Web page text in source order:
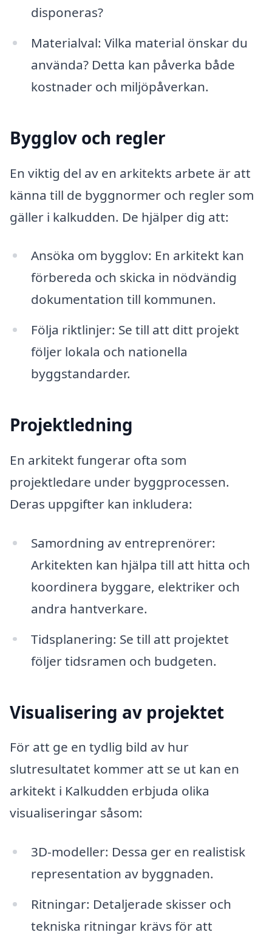
disponeras?
Materialval: Vilka material önskar du
använda? Detta kan påverka både
kostnader och miljöpåverkan.
Bygglov och regler
En viktig del av en arkitekts arbete är att
känna till de byggnormer och regler som
gäller i kalkudden. De hjälper dig att:
Ansöka om bygglov: En arkitekt kan
förbereda och skicka in nödvändig
dokumentation till kommunen.
Följa riktlinjer: Se till att ditt projekt
följer lokala och nationella
byggstandarder.
Projektledning
En arkitekt fungerar ofta som
projektledare under byggprocessen.
Deras uppgifter kan inkludera:
Samordning av entreprenörer:
Arkitekten kan hjälpa till att hitta och
koordinera byggare, elektriker och
andra hantverkare.
Tidsplanering: Se till att projektet
följer tidsramen och budgeten.
Visualisering av projektet
För att ge en tydlig bild av hur
slutresultatet kommer att se ut kan en
arkitekt i Kalkudden erbjuda olika
visualiseringar såsom:
3D-modeller: Dessa ger en realistisk
representation av byggnaden.
Ritningar: Detaljerade skisser och
tekniska ritningar krävs för att